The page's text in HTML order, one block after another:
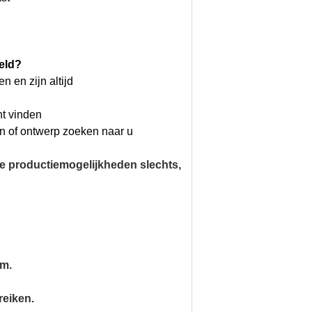
en zijn altijd
vinden
of ontwerp zoeken naar u
productiemogelijkheden slechts,